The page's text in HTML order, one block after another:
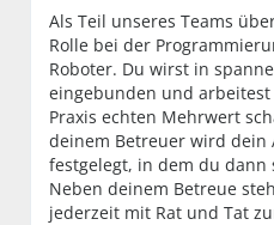
Als Teil unseres Teams
Rolle bei der
Roboter. Du wirst in
eingebunden und
Praxis echten Mehrwert
deinem Betreuer wird dein
festgelegt, in dem du dann
Neben deinem Betreue
jederzeit mit Rat und Tat